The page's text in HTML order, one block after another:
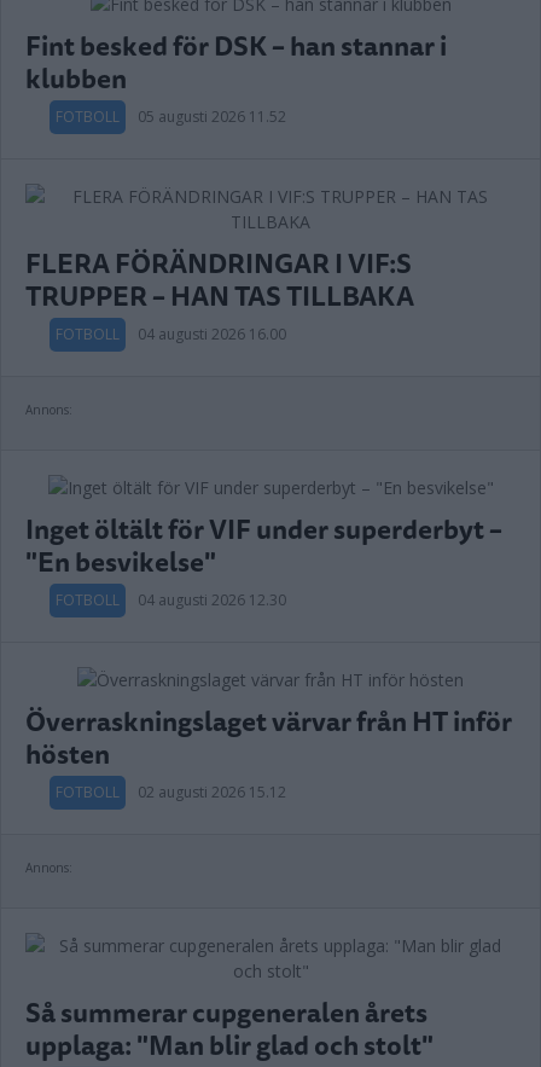
Fint besked för DSK – han stannar i
klubben
FOTBOLL 05 augusti 2026 11.52
FLERA FÖRÄNDRINGAR I VIF:S
TRUPPER – HAN TAS TILLBAKA
FOTBOLL 04 augusti 2026 16.00
Annons:
Inget öltält för VIF under superderbyt –
"En besvikelse"
FOTBOLL 04 augusti 2026 12.30
Överraskningslaget värvar från HT inför
hösten
FOTBOLL 02 augusti 2026 15.12
Annons:
Så summerar cupgeneralen årets
upplaga: "Man blir glad och stolt"